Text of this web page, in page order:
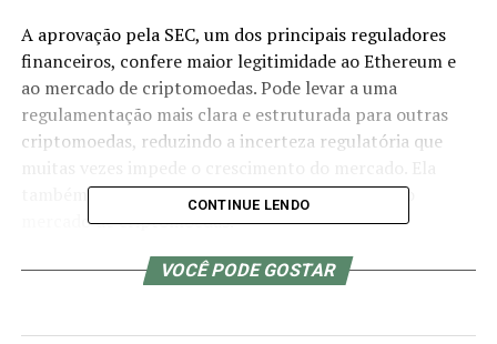
A aprovação pela SEC, um dos principais reguladores
financeiros, confere maior legitimidade ao Ethereum e
ao mercado de criptomoedas. Pode levar a uma
regulamentação mais clara e estruturada para outras
criptomoedas, reduzindo a incerteza regulatória que
também estimula a inovação e a diversificação no
mercado de criptomoedas.
A Etherium é a segunda maior criptomoeda do mundo,
CONTINUE LENDO
VOCÊ PODE GOSTAR